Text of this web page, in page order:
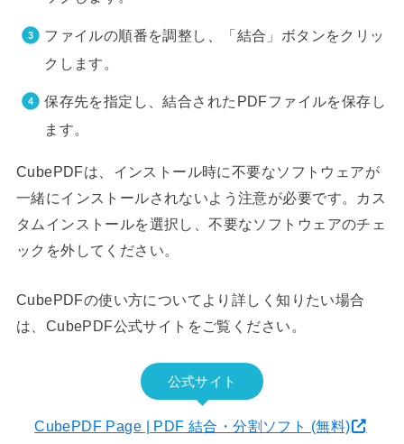
ファイルの順番を調整し、「結合」ボタンをクリッ
クします。
保存先を指定し、結合されたPDFファイルを保存し
ます。
CubePDFは、インストール時に不要なソフトウェアが
一緒にインストールされないよう注意が必要です。カス
タムインストールを選択し、不要なソフトウェアのチェ
ックを外してください。
CubePDFの使い方についてより詳しく知りたい場合
は、CubePDF公式サイトをご覧ください。
公式サイト
CubePDF Page | PDF 結合・分割ソフト (無料)